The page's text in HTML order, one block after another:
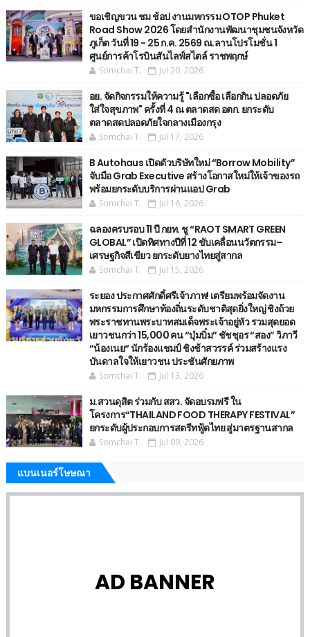
ขอเชิญขวน ชม ช้อป งานมหกรรม OTOP Phuket
Road Show 2026 โดยสำนักงานพัฒนาชุมชนจังหวัด
ภูเก็ต วันที่ 19 - 25 ก.ค. 2569 ณ.ลานโปรโมชั่น 1
ศูนย์การค้าโรบินสันไลฟ์สไตล์ ราชพฤกษ์
Somchai T. Jul 20, 2026
อย. จัดกิจกรรมให้ความรู้ "เลือกซื้อ เลือกกิน ปลอดภัย
ใส่ใจสุขภาพ" ครั้งที่ 4 ณ ตลาดสด อตก. ยกระดับ
ตลาดสดปลอดภัยใจกลางเมืองกรุง
Somchai T. Jul 17, 2026
B Autohaus เปิดตัวบริษัทใหม่ “Borrow Mobility”
จับมือ Grab Executive สร้างโอกาสใหม่ให้เจ้าของรถ
พร้อมยกระดับบริการผ่านแอป Grab
Somchai T. Jul 16, 2026
ฉลองครบรอบ 11 ปี กยท. ชู “RAOT SMART GREEN
GLOBAL” เปิดทิศทางปีที่ 12 ขับเคลื่อนนวัตกรรม–
เศรษฐกิจสีเขียว ยกระดับยางไทยสู่สากล
Somchai T. Jul 15, 2026
ระยอง ประกาศศักดิ์ศรีเจ้าภาพ! เตรียมพร้อมจัดงาน
มหกรรมการศึกษาท้องถิ่นระดับชาติสุดยิ่งใหญ่ ชิงถ้วย
พระราชทานพระบาทสมเด็จพระเจ้าอยู่หัว รวมสุดยอด
เยาวชนกว่า 15,000 คน “บุ๋มบิ๋ม” ชัชชุอร “สอง” วิภาวี
“น้องเนย“ นักร้องแชมป์ ชิงช้าสวรรค์ ร่วมสร้างแรง
บันดาลใจให้เยาวชน ประชันศักยภาพ
Somchai T. Jul 13, 2026
ม.สวนดุสิต ร่วมกับ สสว. จัดอบรมฟรี ใน
โครงการ“THAILAND FOOD THERAPY FESTIVAL”
ยกระดับผู้ประกอบการสตรีทฟู้ดไทย สู่มาตรฐานสากล
Somchai T. Jul 09, 2026
แบนเนอร์โษษณา
AD BANNER